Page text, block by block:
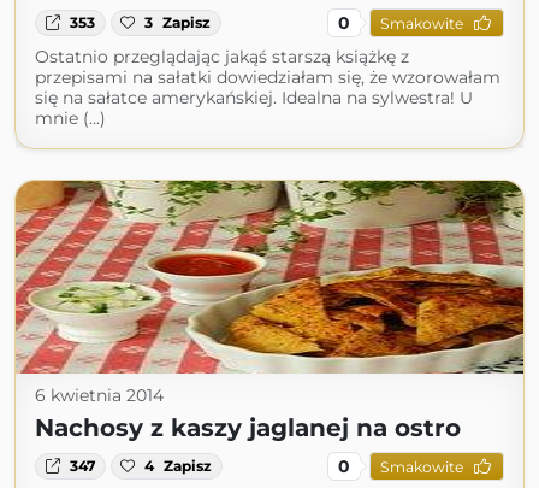
353 3 Zapisz 0 Smakowite
Ostatnio przeglądając jakąś starszą książkę z
przepisami na sałatki dowiedziałam się, że wzorowałam
się na sałatce amerykańskiej. Idealna na sylwestra! U
mnie (...)
6 kwietnia 2014
Nachosy z kaszy jaglanej na ostro
347 4 Zapisz 0 Smakowite